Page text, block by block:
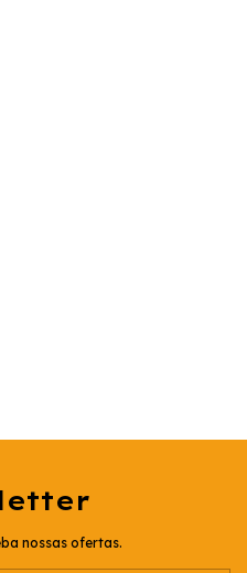
nossas ofertas.